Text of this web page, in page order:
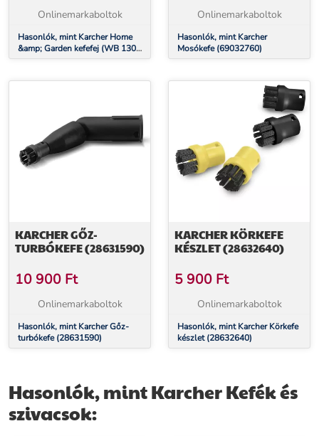
Onlinemarkaboltok
Hasonlók, mint Karcher Home
&amp; Garden kefefej (WB 130)
(26442910)
Onlinemarkaboltok
Hasonlók, mint Karcher
Mosókefe (69032760)
KARCHER GŐZ-
TURBÓKEFE (28631590)
10 900 Ft
Onlinemarkaboltok
Hasonlók, mint Karcher Gőz-
turbókefe (28631590)
KARCHER KÖRKEFE
KÉSZLET (28632640)
5 900 Ft
Onlinemarkaboltok
Hasonlók, mint Karcher Körkefe
készlet (28632640)
Hasonlók, mint Karcher Kefék és
szivacsok: